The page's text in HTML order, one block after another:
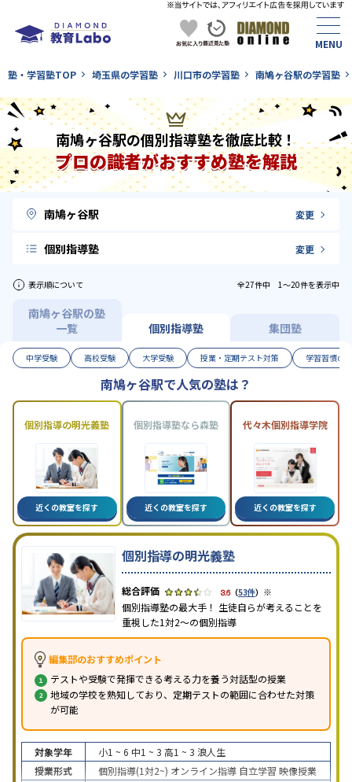
塾・学習塾TOP 埼玉県の学習塾 川口市の学習塾 南鳩ヶ谷駅の学習塾
南鳩ヶ谷駅の個別指導塾を徹底比較！
プロの識者がおすすめ塾を解説
南鳩ヶ谷駅 変更
個別指導塾 変更
表示順について 全27件中 1〜20件を表示中
南鳩ヶ谷駅の塾
一覧
個別指導塾 集団塾
中学受験 高校受験 大学受験 授業・定期テスト対策 学習習慣の
南鳩ヶ谷駅で人気の塾は？
個別指導の明光義塾
近くの教室を探す
個別指導塾なら森塾
近くの教室を探す
代々木個別指導学院
近くの教室を探す
個別指導の明光義塾
3.6（53件） ※
個別指導塾の最大手！ 生徒自らが考えることを
重視した1対2〜の個別指導
編集部のおすすめポイント
テストや受験で発揮できる考える力を養う対話型の授業
地域の学校を熟知しており、定期テストの範囲に合わせた対策
が可能
対象学年 小1 ~ 6 中1 ~ 3 高1 ~ 3 浪人生
授業形式
個別指導(1対2~) オンライン指導 自立学習 映像授業